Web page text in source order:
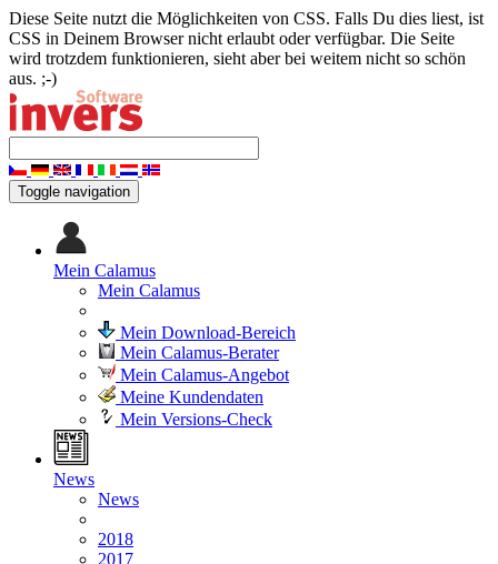
Diese Seite nutzt die Möglichkeiten von CSS. Falls Du dies liest, ist
CSS in Deinem Browser nicht erlaubt oder verfügbar. Die Seite
wird trotzdem funktionieren, sieht aber bei weitem nicht so schön
aus. ;-)
Toggle navigation
Mein Calamus
Mein Calamus
Mein Download-Bereich
Mein Calamus-Berater
Mein Calamus-Angebot
Meine Kundendaten
Mein Versions-Check
News
News
2018
2017